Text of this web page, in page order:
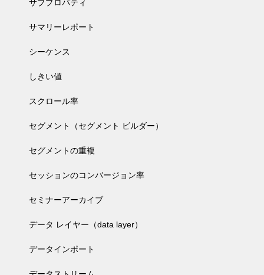
サブプロパティ
サマリーレポート
シーケンス
しきい値
スクロール率
セグメント（セグメント ビルダー）
セグメントの重複
セッションのコンバージョン率
セミナーアーカイブ
データ レイヤー（data layer）
データインポート